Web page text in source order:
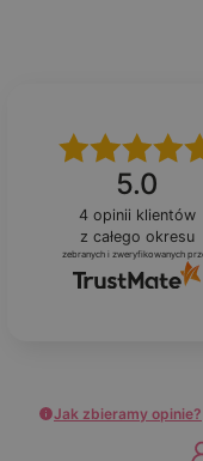
5.0
4opinii klientów
z całego okresu
zebranych i zweryfikowanych
Jak zbieramy opinie?